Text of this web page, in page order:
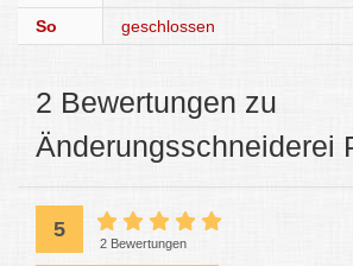
So
geschlossen
2 Bewertungen zu
Änderungsschneiderei
5
2 Bewertungen